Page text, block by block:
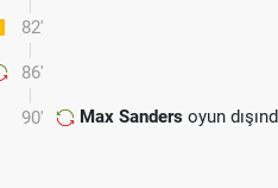
82'
86'
90' Max Sanders oyun